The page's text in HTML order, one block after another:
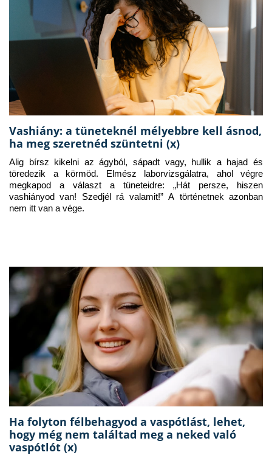
Vashiány: a tüneteknél mélyebbre kell ásnod,
ha meg szeretnéd szüntetni (x)
Alig bírsz kikelni az ágyból, sápadt vagy, hullik a hajad és
töredezik a körmöd. Elmész laborvizsgálatra, ahol végre
megkapod a választ a tüneteidre: „Hát persze, hiszen
vashiányod van! Szedjél rá valamit!” A történetnek azonban
nem itt van a vége.
Ha folyton félbehagyod a vaspótlást, lehet,
hogy még nem találtad meg a neked való
vaspótlót (x)